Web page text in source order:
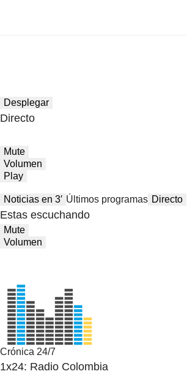
Desplegar
Directo
Mute
Volumen
Play
Noticias en 3′ Últimos programas Directo
Estas escuchando
Mute
Volumen
Crónica 24/7
1x24: Radio Colombia